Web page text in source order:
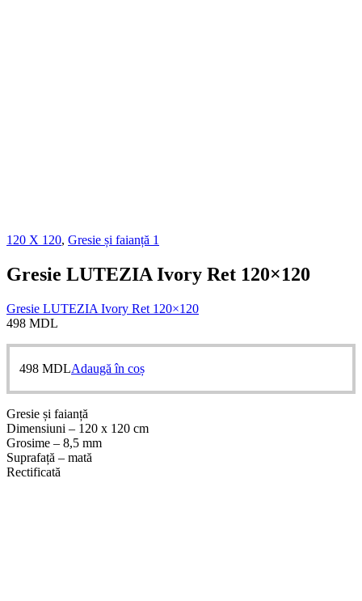
120 X 120, Gresie și faianță 1
Gresie LUTEZIA Ivory Ret 120×120
Gresie LUTEZIA Ivory Ret 120×120
498 MDL
498 MDLAdaugă în coș
Gresie și faianță
Dimensiuni – 120 x 120 cm
Grosime – 8,5 mm
Suprafață – mată
Rectificată